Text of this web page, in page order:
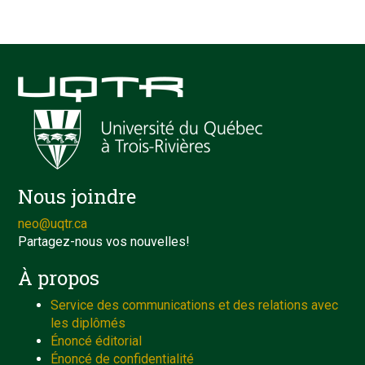
Nous joindre
neo@uqtr.ca
Partagez-nous vos nouvelles!
À propos
Service des communications et des relations avec
les diplômés
Énoncé éditorial
Énoncé de confidentialité